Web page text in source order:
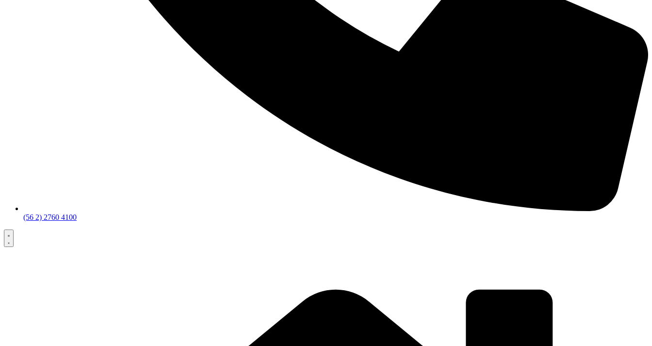
(56 2) 2760 4100